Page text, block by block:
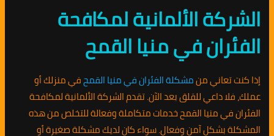
الشركة الألمانية لمكافحة
الفئران في منيا القمح
إذا كنت تعاني منمشكلة الفئران في منيا القمحفي منزلك أو
عملك، فلا داعي للقلق بعد الآن. تقدم الشركة الألمانية لمكافحة
الفئران في منيا القمح خدمات متكاملة وفعالة للتخلص من هذه
المشكلة بشكل آمن وفعال. سواء كان لديك مشكلة صغيرة أو